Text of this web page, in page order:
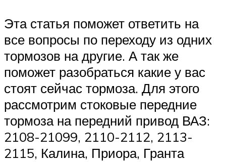
Эта статья поможет ответить на
все вопросы по переходу из одних
тормозов на другие. А так же
поможет разобраться какие у вас
стоят сейчас тормоза. Для этого
рассмотрим стоковые передние
тормоза на передний привод ВАЗ:
2108-21099, 2110-2112, 2113-
2115, Калина, Приора, Гранта